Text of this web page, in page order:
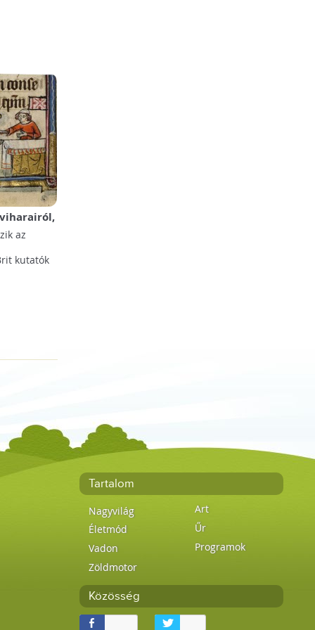
az
kutatók
Tartalom
Nagyvilág
Életmód
Vadon
Zöldmotor
Art
Űr
Programok
Közösség